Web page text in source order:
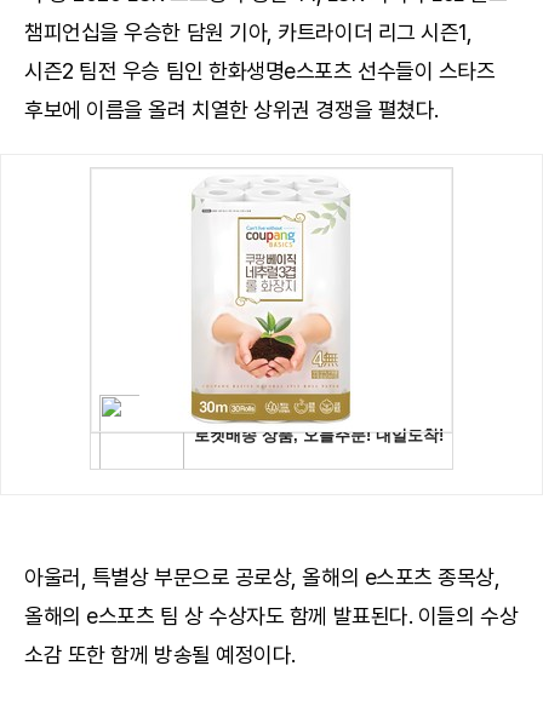
챔피언십을 우승한 담원 기아, 카트라이더 리그 시즌1,
시즌2 팀전 우승 팀인 한화생명e스포츠 선수들이 스타즈
후보에 이름을 올려 치열한 상위권 경쟁을 펼쳤다.
아울러, 특별상 부문으로 공로상, 올해의 e스포츠 종목상,
올해의 e스포츠 팀 상 수상자도 함께 발표된다. 이들의 수상
소감 또한 함께 방송될 예정이다.